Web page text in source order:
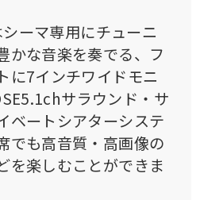
ーマ専用にチューニ
かな音楽を奏でる、フ
に7インチワイドモニ
サラウンド・サ
ベートシアターシステ
でも高音質・高画像の
を楽しむことができま